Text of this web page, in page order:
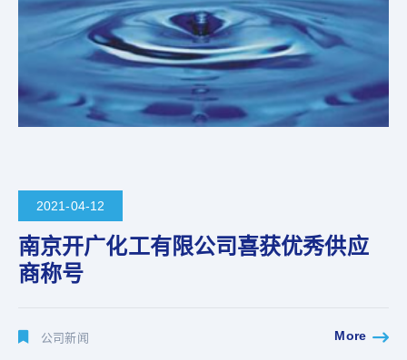
2021-04-12
南京开广化工有限公司喜获优秀供应
商称号
公司新闻 More